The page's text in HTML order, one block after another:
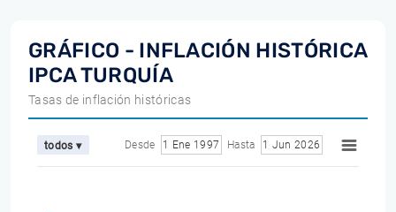
GRÁFICO - INFLACIÓN HISTÓRICA
IPCA TURQUÍA
Tasas de inflación históricas
todos ▾ Desde 1 Ene 1997 Hasta 1 Jun 2026